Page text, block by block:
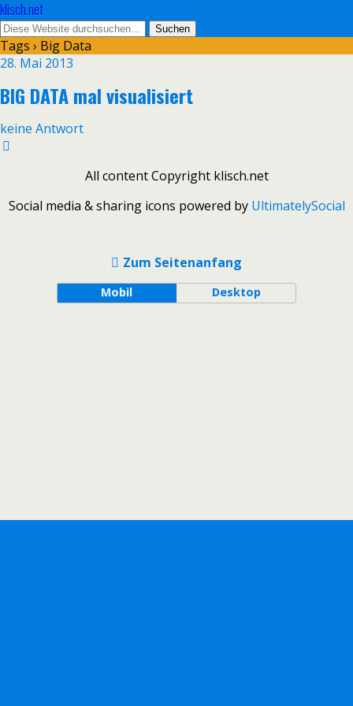
klisch.net
Tags › Big Data
28. Mai 2013
BIG DATA mal visualisiert
keine Antwort
All content Copyright klisch.net
Social media & sharing icons powered by UltimatelySocial
Zum Seitenanfang
Mobil Desktop